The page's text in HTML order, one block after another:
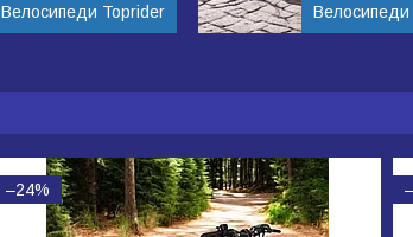
Велосипеди Toprider Велосипеди
–24%